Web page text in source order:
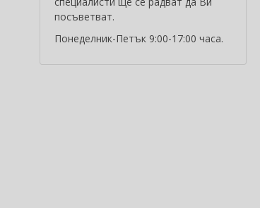
Alexandre.J (34)
Alfaparf Milano (175)
Alfred Sung (7)
посъветват.
Понеделник-Петък 9:00-17:00 часа.